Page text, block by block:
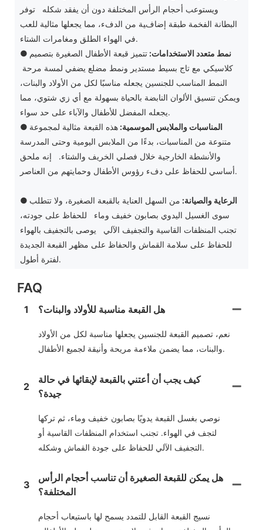
ويستوعب أحجام الرأس المختلفة دون أن يفقد شكله توفر
البطانة الفخمة طبقة إضافية من الدفء، مما يجعلها مثالية للعب
في الهواء الطلق ومغامرات الشتاء.
●
نمط متعدد الاستخدامات:تتميز قبعة الأطفال الصغيرة بتصميم
كلاسيكي مع تاج بسيط مستدير ونمط مضلع يضفي لمسة مرحة
النمط المناسب للجنسين يجعله مناسبًا لكل من الأولاد والبنات،
ويمكن تنسيق الألوان النابضة بالحياة بسهولة مع أي زي شتوي، مما
يجعله المفضل للأطفال والآباء على حد سواء.
●
المناسبات والملابس الموسمية:هذه القبعة مثالية لمجموعة
متنوعة من المناسبات، بدءًا من الملابس اليومية وحتى المدرسة
والأنشطة الخارجية خلال فصلي الخريف والشتاء. إنه ملحق
أساسي للحفاظ على دفء رؤوس الأطفال وحمايتهم من العناصر.
● الرعاية والصيانة: من السهل العناية بالقبعة الصغيرة، ولا تتطلب
سوى الغسيل اليدوي بصابون خفيف وماء للحفاظ على جودته،
تجنب المنظفات القاسية والتجفيف الآلي يوصى بالتجفيف بالهواء
للحفاظ على سلامة القماش والحفاظ على مظهر القبعة الجديدة
لفترة أطول.
FAQ
1 هل القبعة مناسبة للأولاد والبنات؟
نعم، تصميم القبعة للجنسين يجعلها مناسبة لكل من الأولاد
والبنات، مما يضمن ملاءمة مريحة وأنيقة لجميع الأطفال.
2
كيف يجب أن أعتني بالقبعة لإبقائها في حالة
جيدة؟
نوصي بغسل القبعة يدويًا بصابون خفيف وماء، ثم تركها
لتجف في الهواء. تجنب استخدام المنظفات القاسية أو
التجفيف الآلي للحفاظ على جودة القماش وشكله.
3
هل يمكن للقبعة الصغيرة أن تناسب أحجام الرأس
المختلفة؟
نسيج القبعة القابل للتمدد يسمح لها باستيعاب أحجام